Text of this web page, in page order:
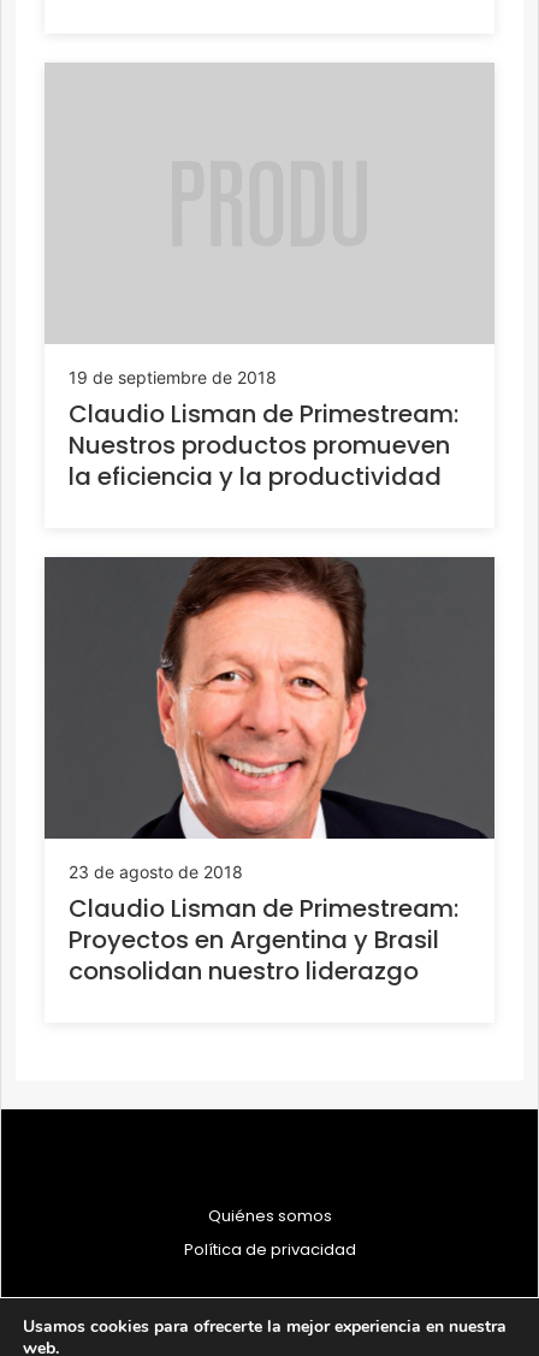
19 de septiembre de 2018
Claudio Lisman de Primestream:
Nuestros productos promueven
la eficiencia y la productividad
23 de agosto de 2018
Claudio Lisman de Primestream:
Proyectos en Argentina y Brasil
consolidan nuestro liderazgo
Quiénes somos
Política de privacidad
Usamos cookies para ofrecerte la mejor experiencia en nuestra
web.